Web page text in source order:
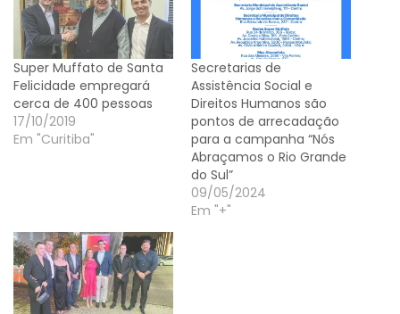
Super Muffato de Santa
Felicidade empregará
cerca de 400 pessoas
17/10/2019
Em "Curitiba"
Secretarias de
Assistência Social e
Direitos Humanos são
pontos de arrecadação
para a campanha “Nós
Abraçamos o Rio Grande
do Sul”
09/05/2024
Em "+"